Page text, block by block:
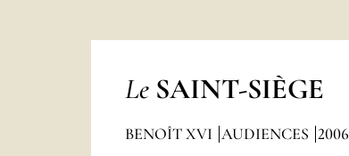
Le SAINT-SIÈGE
BENOÎT XVI AUDIENCES 2006